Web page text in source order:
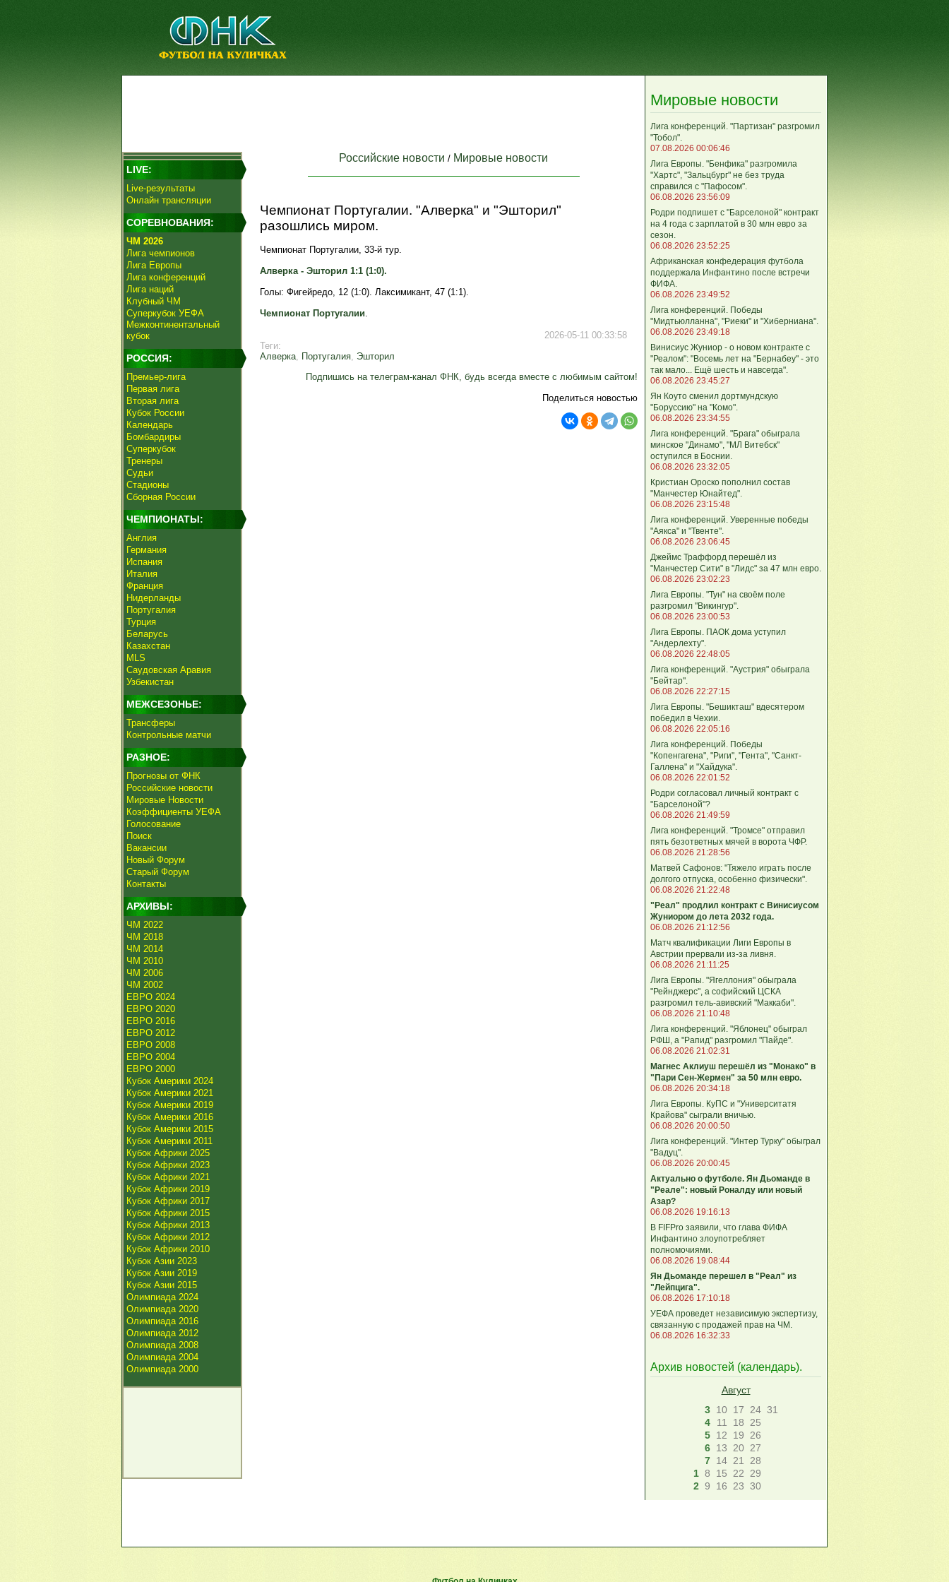
LIVE:
Live-результаты
Онлайн трансляции
СОРЕВНОВАНИЯ:
ЧМ 2026
Лига чемпионов
Лига Европы
Лига конференций
Лига наций
Клубный ЧМ
Суперкубок УЕФА
Межконтинентальный
кубок
РОССИЯ:
Премьер-лига
Первая лига
Вторая лига
Кубок России
Календарь
Бомбардиры
Суперкубок
Тренеры
Судьи
Стадионы
Сборная России
ЧЕМПИОНАТЫ:
Англия
Германия
Испания
Италия
Франция
Нидерланды
Португалия
Турция
Беларусь
Казахстан
MLS
Саудовская Аравия
Узбекистан
МЕЖСЕЗОНЬЕ:
Трансферы
Контрольные матчи
РАЗНОЕ:
Прогнозы от ФНК
Российские новости
Мировые Новости
Коэффициенты УЕФА
Голосование
Поиск
Вакансии
Новый Форум
Старый Форум
Контакты
АРХИВЫ:
ЧМ 2022
ЧМ 2018
ЧМ 2014
ЧМ 2010
ЧМ 2006
ЧМ 2002
ЕВРО 2024
ЕВРО 2020
ЕВРО 2016
ЕВРО 2012
ЕВРО 2008
ЕВРО 2004
ЕВРО 2000
Кубок Америки 2024
Кубок Америки 2021
Кубок Америки 2019
Кубок Америки 2016
Кубок Америки 2015
Кубок Америки 2011
Кубок Африки 2025
Кубок Африки 2023
Кубок Африки 2021
Кубок Африки 2019
Кубок Африки 2017
Кубок Африки 2015
Кубок Африки 2013
Кубок Африки 2012
Кубок Африки 2010
Кубок Азии 2023
Кубок Азии 2019
Кубок Азии 2015
Олимпиада 2024
Олимпиада 2020
Олимпиада 2016
Олимпиада 2012
Олимпиада 2008
Олимпиада 2004
Олимпиада 2000
Российские новости / Мировые новости
Чемпионат Португалии. "Алверка" и "Эшторил"
разошлись миром.
Чемпионат Португалии, 33-й тур.
Алверка - Эшторил 1:1 (1:0).
Голы: Фигейредо, 12 (1:0). Лаксимикант, 47 (1:1).
Чемпионат Португалии.
2026-05-11 00:33:58
Теги:
Алверка, Португалия, Эшторил
Подпишись на телеграм-канал ФНК, будь всегда вместе с любимым сайтом!
Поделиться новостью
Мировые новости
Лига кoнференций. "Партизан" разгромил
"Тобол".
07.08.2026 00:06:46
Лига Европы. "Бенфика" разгромила
"Хартс", "Зальцбург" не без труда
справился с "Пафосом".
06.08.2026 23:56:09
Родри подпишет с "Барселоной" контракт
на 4 года с зарплатой в 30 млн евро за
сезон.
06.08.2026 23:52:25
Африканская конфедерация футбола
поддержала Инфантино после встречи
ФИФА.
06.08.2026 23:49:52
Лига кoнференций. Победы
"Мидтьюлланна", "Риеки" и "Хиберниана".
06.08.2026 23:49:18
Винисиус Жуниор - о новом контракте с
"Реалом": "Восемь лет на "Бернабеу" - это
так мало... Ещё шесть и навсегда".
06.08.2026 23:45:27
Ян Коуто сменил дортмундскую
"Боруссию" на "Комо".
06.08.2026 23:34:55
Лига кoнференций. "Брага" обыграла
минское "Динамо", "МЛ Витебск"
оступился в Боснии.
06.08.2026 23:32:05
Кристиан Ороско пополнил состав
"Манчестер Юнайтед".
06.08.2026 23:15:48
Лига кoнференций. Уверенные победы
"Аякса" и "Твенте".
06.08.2026 23:06:45
Джеймс Траффорд перешёл из
"Манчестер Сити" в "Лидс" за 47 млн евро.
06.08.2026 23:02:23
Лига Европы. "Тун" на своём поле
разгромил "Викингур".
06.08.2026 23:00:53
Лига Европы. ПАОК дома уступил
"Андерлехту".
06.08.2026 22:48:05
Лига конференций. "Аустрия" обыграла
"Бейтар".
06.08.2026 22:27:15
Лига Европы. "Бешикташ" вдесятером
победил в Чехии.
06.08.2026 22:05:16
Лига конференций. Победы
"Копенгагена", "Риги", "Гента", "Санкт-
Галлена" и "Хайдука".
06.08.2026 22:01:52
Родри согласовал личный контракт с
"Барселоной"?
06.08.2026 21:49:59
Лига конференций. "Тромсе" отправил
пять безответных мячей в ворота ЧФР.
06.08.2026 21:28:56
Матвей Сафонов: "Тяжело играть после
долгого отпуска, особенно физически".
06.08.2026 21:22:48
"Реал" продлил контракт с Винисиусом
Жуниором до лета 2032 года.
06.08.2026 21:12:56
Матч квалификации Лиги Европы в
Австрии прервали из-за ливня.
06.08.2026 21:11:25
Лига Европы. "Ягеллония" обыграла
"Рейнджерс", а софийский ЦСКА
разгромил тель-авивский "Маккаби".
06.08.2026 21:10:48
Лига кoнференций. "Яблонец" обыграл
РФШ, а "Рапид" разгромил "Пайде".
06.08.2026 21:02:31
Магнес Аклиуш перешёл из "Монако" в
"Пари Сен-Жермен" за 50 млн евро.
06.08.2026 20:34:18
Лига Европы. КуПС и "Университатя
Крайова" сыграли вничью.
06.08.2026 20:00:50
Лига конференций. "Интер Турку" обыграл
"Вадуц".
06.08.2026 20:00:45
Актуально о футболе. Ян Дьоманде в
"Реале": новый Роналду или новый
Азар?
06.08.2026 19:16:13
В FIFPro заявили, что глава ФИФА
Инфантино злоупотребляет
полномочиями.
06.08.2026 19:08:44
Ян Дьоманде перешел в "Реал" из
"Лейпцига".
06.08.2026 17:10:18
УЕФА проведет независимую экспертизу,
связанную с продажей прав на ЧМ.
06.08.2026 16:32:33
Архив новостей (календарь).
Август
3 10 17 24 31
4
11 18
25
5 12 19
26
6 13 20 27
7 14 21
28
1 8 15 22
29
2 9 16 23 30